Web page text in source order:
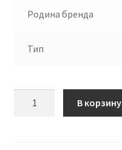
Родина бренда
Тип
В корзину